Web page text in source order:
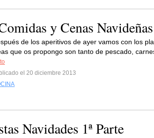
y Cenas
de los aperitivos de ayer vamos con los
que os propongo son tanto de pescado,
el 20 diciembre 2013
Navidades 1ª Parte